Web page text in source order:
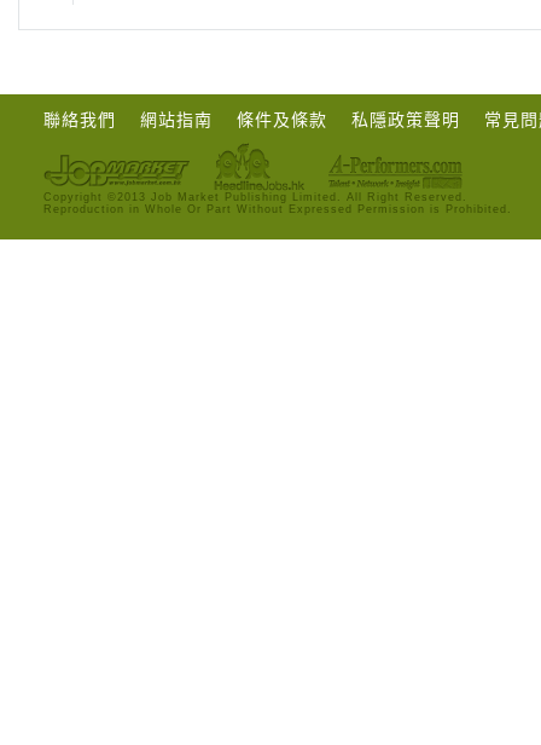
聯絡我們 網站指南 條件及條款 私隱政策聲明 常見
Copyright ©2013 Job Market Publishing Limited. All Right Reserved.
Reproduction in Whole Or Part Without Expressed Permission is Prohibited.